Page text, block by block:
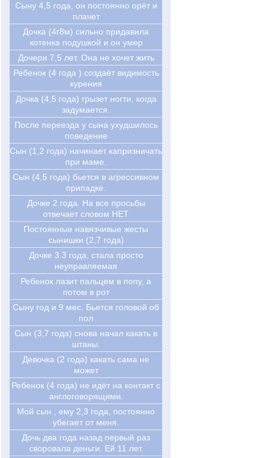
Cыну 4,5 года, он постоянно орёт и
плачет
Дочка (4г8м) сильно придавила
котенка подушкой и он умер
Дочери 7,5 лет. Она не хочет жить
Ребенок (4 года ) создаёт видимость
курения
Дочка (4,5 года) грызет ногти, когда
задумается.
После переезда у сына ухудшилось
поведение
Сын (1,2 года) начинает капризничать
при маме.
Сын (4,5 года) бьется в агрессивном
припадке.
Дочке 2 года. На все просьбы
отвечает словом НЕТ
Постоянные навязчивые жесты
сынишки (2,7 года)
Дочке 3.3 года, стала просто
неуправляемая
Ребенок лазит пальцем в попу, а
потом в рот
Сыну год и 9 мес. Бьется головой об
пол
Сын (3,7 года) снова начал какать в
штаны.
Девочка (2 года) какать сама не
может
Ребенок (4 года) не идёт на контакт с
англоговорящими.
Мой сын , ему 2,3 года, постоянно
убегает от меня.
Дочь два года назад первый раз
своровала деньги. Ей 11 лет.